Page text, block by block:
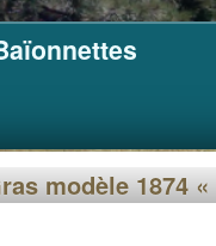
modèle 1874 «